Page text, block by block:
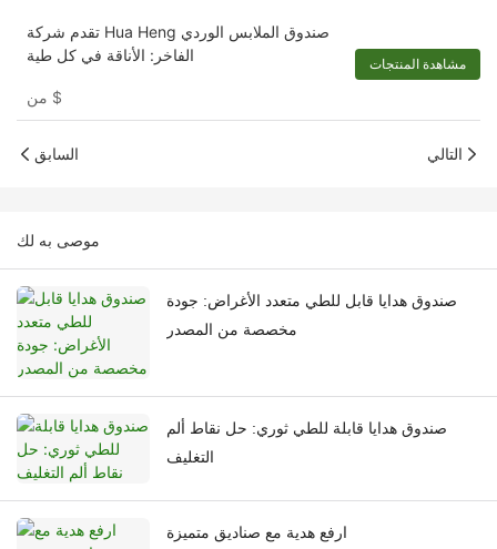
تقدم شركة Hua Heng صندوق الملابس الوردي
الفاخر: الأناقة في كل طية
$
مشاهدة المنتجات
السابق التالي
موصى به لك
صندوق هدايا قابل للطي متعدد الأغراض: جودة
مخصصة من المصدر
صندوق هدايا قابلة للطي ثوري: حل نقاط ألم
التغليف
ارفع هدية مع صناديق متميزة